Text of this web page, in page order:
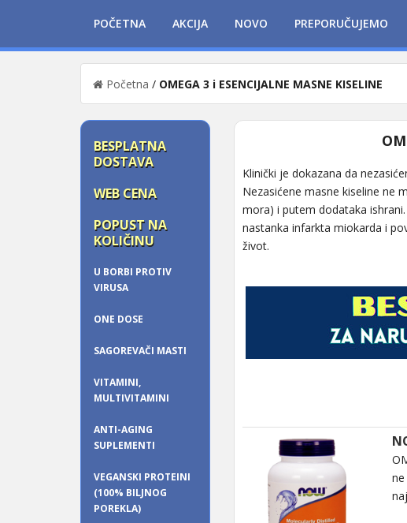
POČETNA AKCIJA NOVO PREPORUČUJEMO
Početna / OMEGA 3 i ESENCIJALNE MASNE KISELINE
BESPLATNA
DOSTAVA
WEB CENA
POPUST NA
KOLIČINU
U BORBI PROTIV
VIRUSA
ONE DOSE
SAGOREVAČI MASTI
VITAMINI,
MULTIVITAMINI
ANTI-AGING
SUPLEMENTI
VEGANSKI PROTEINI
(100% BILJNOG
POREKLA)
Klinički je dokazana da
Nezasićene masne kiseline ne
mora) i putem dodataka
nastanka infarkta miokarda i
život.